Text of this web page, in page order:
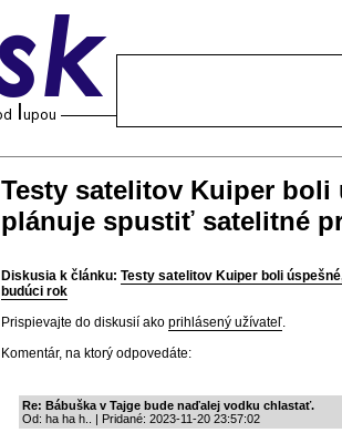
Testy satelitov Kuiper boli
plánuje spustiť satelitné
Diskusia k článku: Testy satelitov Kuiper boli
budúci rok
Prispievajte do diskusií ako prihlásený užívateľ.
Komentár, na ktorý odpovedáte:
Re: Bábuška v Tajge bude naďalej vodku chlastať.
Od: ha ha h.. | Pridané: 2023-11-20 23:57:02